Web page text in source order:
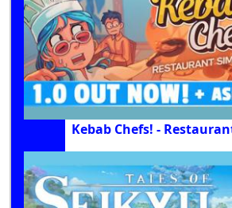
Kebab Chefs! -